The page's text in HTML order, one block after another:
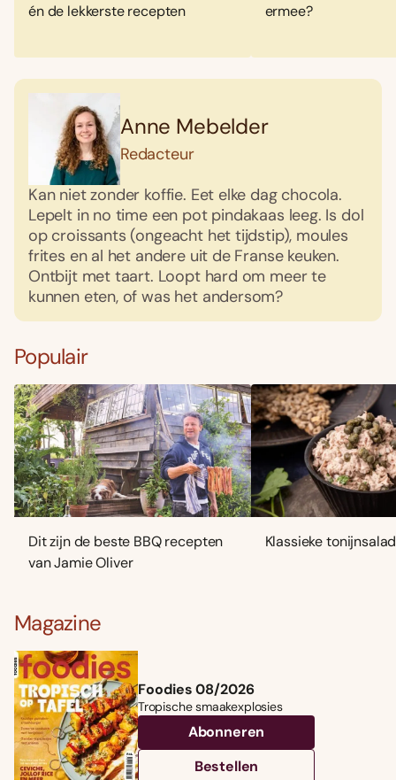
én de lekkerste recepten
ermee?
Anne Mebelder
Redacteur
Kan niet zonder koffie. Eet elke dag chocola.
Lepelt in no time een pot pindakaas leeg. Is dol
op croissants (ongeacht het tijdstip), moules
frites en al het andere uit de Franse keuken.
Ontbijt met taart. Loopt hard om meer te
kunnen eten, of was het andersom?
Populair
Dit zijn de beste BBQ recepten
van Jamie Oliver
Klassieke
Magazine
Foodies 08/2026
Tropische smaakexplosies
Abonneren
Bestellen